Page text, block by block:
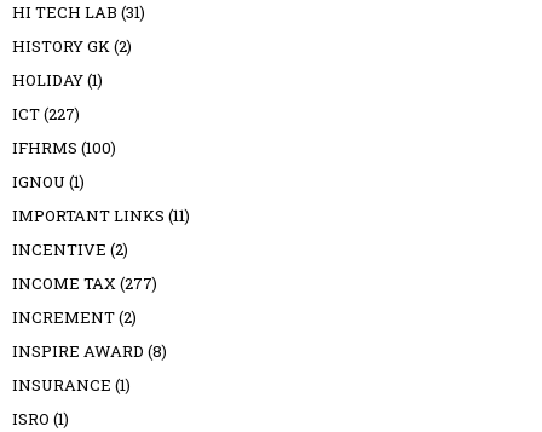
HI TECH LAB (31)
HISTORY GK(2)
HOLIDAY(1)
ICT(227)
IFHRMS (100)
IGNOU (1)
IMPORTANT LINKS (11)
INCENTIVE (2)
INCOME TAX(277)
INCREMENT(2)
INSPIRE AWARD (8)
INSURANCE (1)
ISRO (1)